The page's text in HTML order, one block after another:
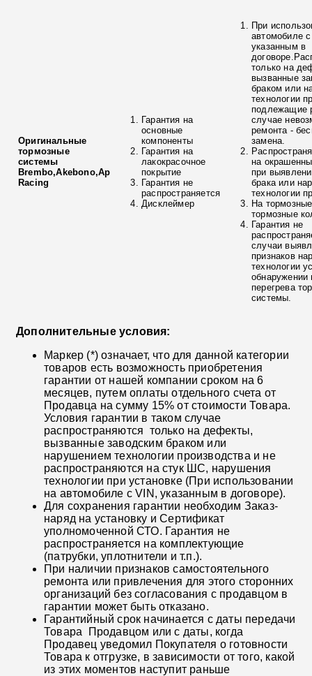
Оригинальные
тормозные
системы
Brembo,Akebono,Ap
Racing
Гарантия на
основные
компоненты
Гарантия на
лакокрасочное
покрытие
Гарантия не
распространяется
Дисклеймер
При
автомобиле
указанным в
только на
вызванные
браком или
технологии
подлежащие
случае
ремонта -
замена.
на
при
брака или
технологии
На
тормозные
Гарантия не
случаи
признаков
технологии
обнаружении
перегрева
системы.
Дополнительные условия:
Маркер (*) означает, что для данной категории
товаров есть возможность приобретения
гарантии от нашей компании сроком на 6
месяцев, путем оплаты отдельного счета от
Продавца на сумму 15% от стоимости Товара.
Условия гарантии в таком случае
распространяются только на дефекты,
вызванные заводским браком или
нарушением технологии производства и не
распространяются на стук ШС, нарушения
технологии при установке (При использовании
на автомобиле с VIN, указанным в договоре).
Для сохранения гарантии необходим Заказ-
наряд на установку и Сертификат
уполномоченной СТО. Гарантия не
распространяется на комплектующие
(патрубки, уплотнители и т.п.).
При наличии признаков самостоятельного
ремонта или привлечения для этого сторонних
организаций без согласования с продавцом в
гарантии может быть отказано.
Гарантийный срок начинается с даты передачи
Товара Продавцом или с даты, когда
Продавец уведомил Покупателя о готовности
Товара к отгрузке, в зависимости от того, какой
из этих моментов наступит раньше